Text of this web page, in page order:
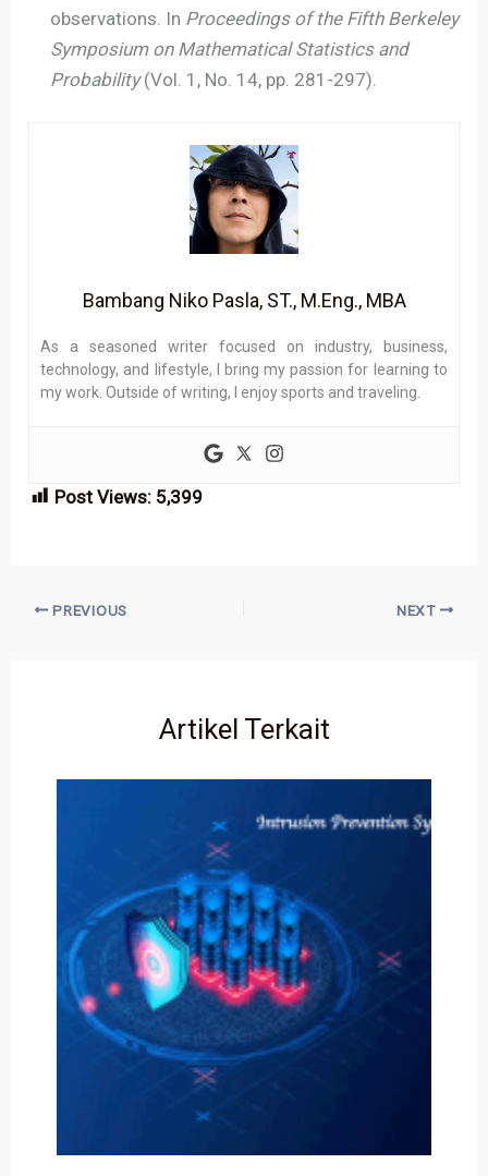
observations. In Proceedings of the Fifth Berkeley
Symposium on Mathematical Statistics and
Probability(Vol. 1, No. 14, pp. 281-297).
Bambang Niko Pasla, ST., M.Eng., MBA
As a seasoned writer focused on industry, business,
technology, and lifestyle, I bring my passion for learning to
my work. Outside of writing, I enjoy sports and traveling.
Post Views: 5,399
PREVIOUS NEXT
Artikel Terkait